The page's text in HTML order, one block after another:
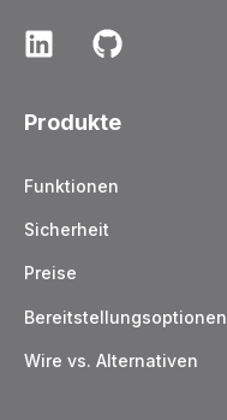
Produkte
Funktionen
Sicherheit
Preise
Bereitstellungsoptionen
Wire vs. Alternativen